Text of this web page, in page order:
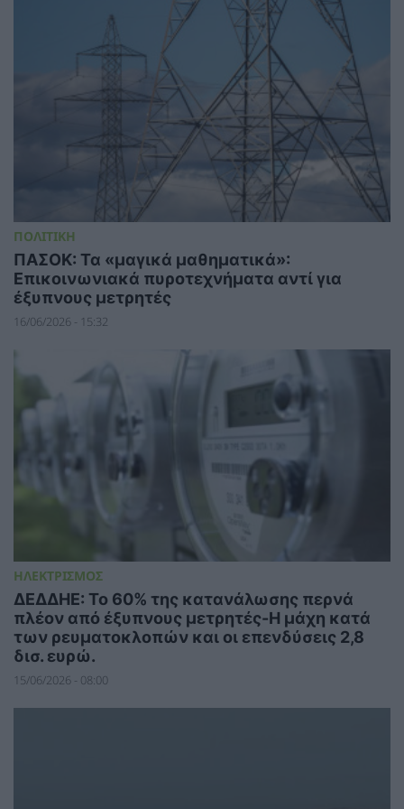
ΠΟΛΙΤΙΚΗ
ΠΑΣΟΚ: Τα «μαγικά μαθηματικά»:
Επικοινωνιακά πυροτεχνήματα αντί για
έξυπνους μετρητές
16/06/2026 - 15:32
ΗΛΕΚΤΡΙΣΜΟΣ
ΔΕΔΔΗΕ: Το 60% της κατανάλωσης περνά
πλέον από έξυπνους μετρητές-Η μάχη κατά
των ρευματοκλοπών και οι επενδύσεις 2,8
δισ. ευρώ.
15/06/2026 - 08:00